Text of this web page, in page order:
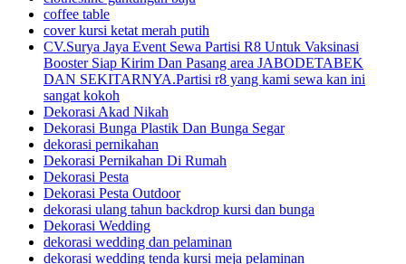
coffee table
cover kursi ketat merah putih
CV.Surya Jaya Event Sewa Partisi R8 Untuk Vaksinasi
Booster Siap Kirim Dan Pasang area JABODETABEK
DAN SEKITARNYA.Partisi r8 yang kami sewa kan ini
sangat kokoh
Dekorasi Akad Nikah
Dekorasi Bunga Plastik Dan Bunga Segar
dekorasi pernikahan
Dekorasi Pernikahan Di Rumah
Dekorasi Pesta
Dekorasi Pesta Outdoor
dekorasi ulang tahun backdrop kursi dan bunga
Dekorasi Wedding
dekorasi wedding dan pelaminan
dekorasi wedding tenda kursi meja pelaminan